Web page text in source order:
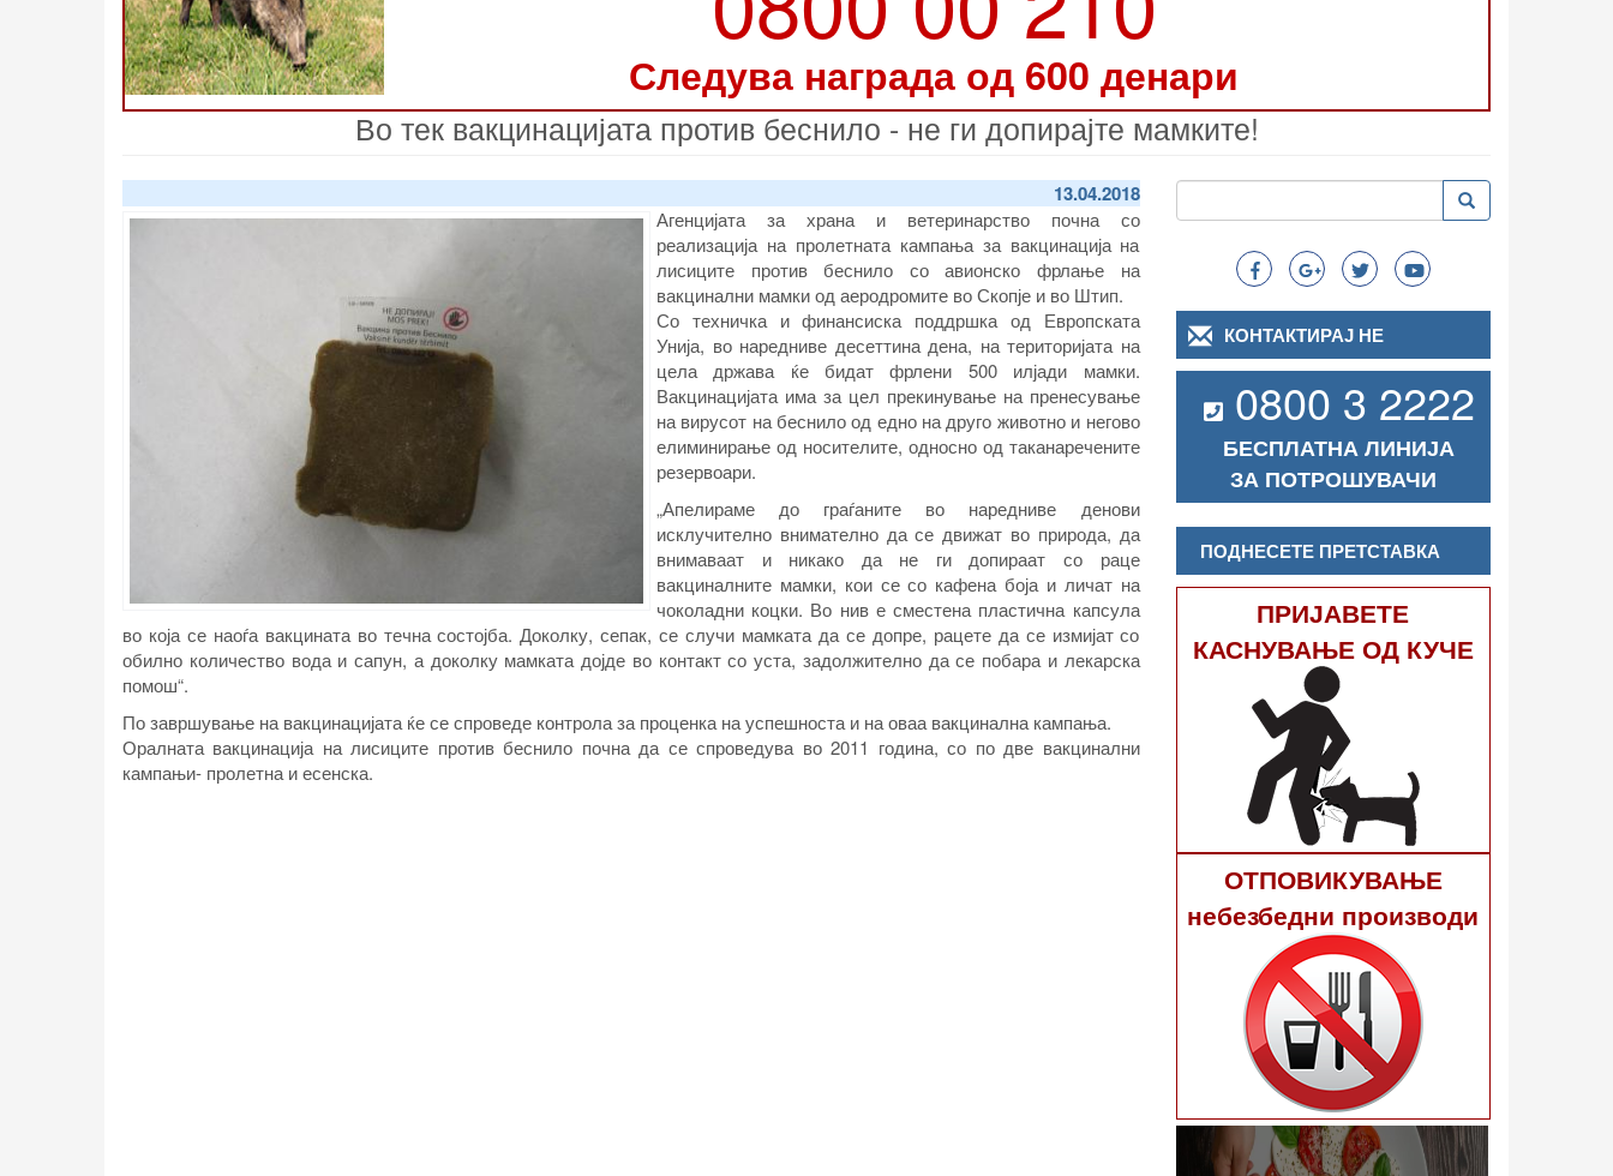
Следува награда од 600 денари
Во тек вакцинацијата против беснило - не ги допирајте мамките!
13.04.2018
Агенцијата за храна и ветеринарство почна со
реализација на пролетната кампања за вакцинација на
лисиците против беснило со авионско фрлање на
вакцинални мамки од аеродромите во Скопје и во Штип.
Со техничка и финансиска поддршка од Европската
Унија, во наредниве десеттина дена, на територијата на
цела држава ќе бидат фрлени 500 илјади мамки.
Вакцинацијата има за цел прекинување на пренесување
на вирусот на беснило од едно на друго животно и негово
елиминирање од носителите, односно од таканаречените
резервоари.
„Апелираме до граѓаните во наредниве денови
исклучително внимателно да се движат во природа, да
внимаваат и никако да не ги допираат со раце
вакциналните мамки, кои се со кафена боја и личат на
чоколадни коцки. Во нив е сместена пластична капсула
во која се наоѓа вакцината во течна состојба. Доколку, сепак, се случи мамката да се допре, рацете да се измијат со
обилно количество вода и сапун, а доколку мамката дојде во контакт со уста, задолжително да се побара и лекарска
помош“.
По завршување на вакцинацијата ќе се спроведе контрола за проценка на успешноста и на оваа вакцинална кампања.
Оралната вакцинација на лисиците против беснило почна да се спроведува во 2011 година, со по две вакцинални
кампањи- пролетна и есенска.
Search
Пребарување Пребарување
КОНТАКТИРАЈ НЕ
0800 3 2222
БЕСПЛАТНА ЛИНИЈА
ЗА ПОТРОШУВАЧИ
ПОДНЕСЕТЕ ПРЕТСТАВКА
ПРИЈАВЕТЕ
КАСНУВАЊЕ ОД КУЧЕ
ОТПОВИКУВАЊЕ
небезбедни производи